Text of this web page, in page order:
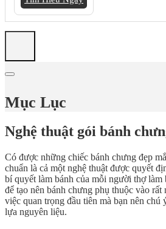
Mục Lục
Nghệ thuật gói bánh
Có được những chiếc bánh chưng đẹp
chuẩn là cả một nghệ thuật được quyết
bí quyết làm bánh của mỗi người thợ
để tạo nên bánh chưng phụ thuộc vào
việc quan trọng đầu tiên mà bạn nên chú
lựa nguyên liệu.